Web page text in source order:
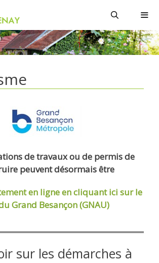
de travaux ou de permis de
peuvent désormais être
en ligneen cliquant ici sur le
Grand Besançon (GNAU)
sur les démarches à